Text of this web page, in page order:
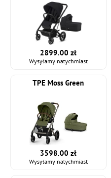
2899.00 zł
Wysyłamy natychmiast
TPE Moss Green
3598.00 zł
Wysyłamy natychmiast